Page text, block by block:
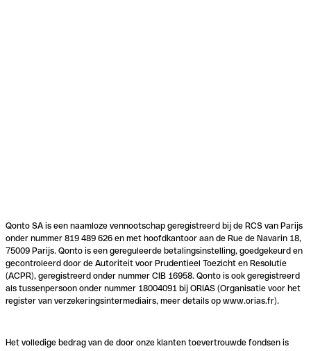
Qonto SA is een naamloze vennootschap geregistreerd bij de RCS van Parijs
onder nummer 819 489 626 en met hoofdkantoor aan de Rue de Navarin 18,
75009 Parijs. Qonto is een gereguleerde betalingsinstelling, goedgekeurd en
gecontroleerd door de Autoriteit voor Prudentieel Toezicht en Resolutie
(ACPR), geregistreerd onder nummer CIB 16958. Qonto is ook geregistreerd
als tussenpersoon onder nummer 18004091 bij ORIAS (Organisatie voor het
register van verzekeringsintermediairs, meer details op www.orias.fr).
Het volledige bedrag van de door onze klanten toevertrouwde fondsen is